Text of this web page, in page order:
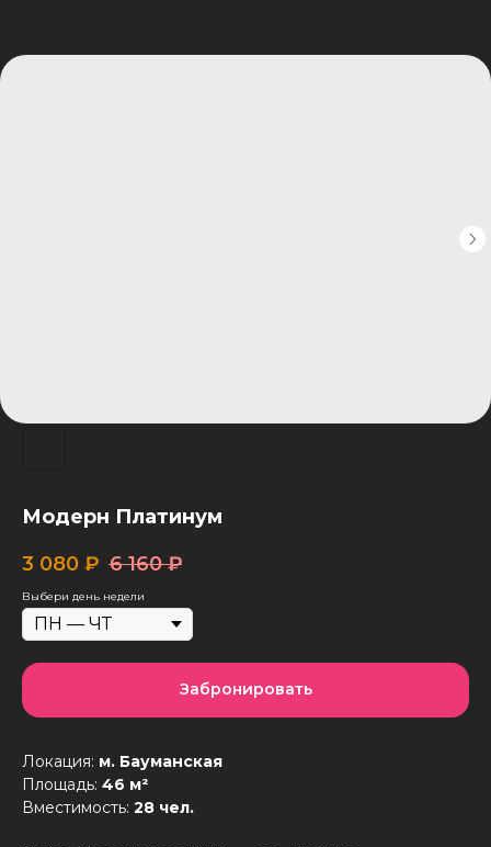
Модерн Платинум
3 080 ₽ 6 160 ₽
Выбери день недели
Забронировать
Локация: м. Бауманская
Площадь: 46 м²
Вместимость: 28 чел.